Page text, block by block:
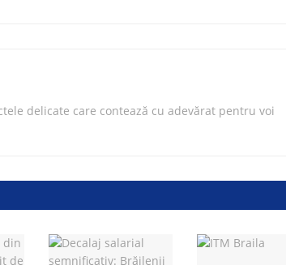
delicate care contează cu adevărat pentru voi